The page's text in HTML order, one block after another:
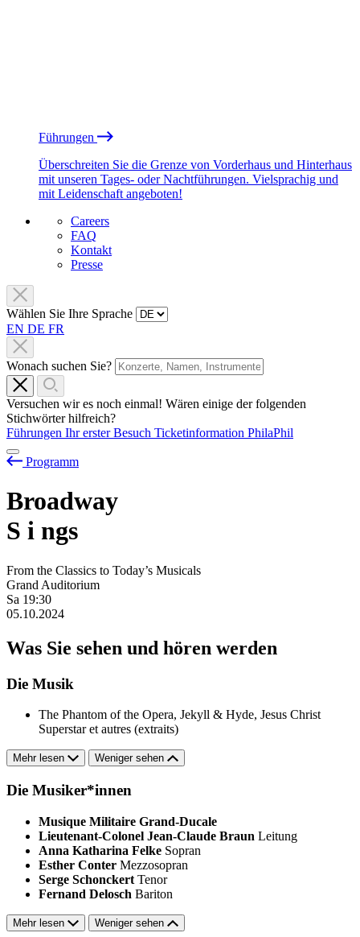
Führungen
Überschreiten Sie die Grenze von Vorderhaus und Hinterhaus
mit unseren Tages- oder Nachtführungen. Vielsprachig und
mit Leidenschaft angeboten!
Careers
FAQ
Kontakt
Presse
Wählen Sie Ihre Sprache
EN DE FR
Wonach suchen Sie?
Versuchen wir es noch einmal! Wären einige der folgenden
Stichwörter hilfreich?
Führungen Ihr erster Besuch Ticketinformation PhilaPhil
Programm
Broadway
S i ngs
From the Classics to Today’s Musicals
Grand Auditorium
Sa 19:30
05.10.2024
Was Sie sehen und hören werden
Die Musik
The Phantom of the Opera, Jekyll & Hyde, Jesus Christ
Superstar et autres (extraits)
Mehr lesen Weniger sehen
Die Musiker*innen
Musique Militaire Grand-Ducale
Lieutenant-Colonel Jean-Claude Braun Leitung
Anna Katharina Felke Sopran
Esther Conter Mezzosopran
Serge Schonckert Tenor
Fernand Delosch Bariton
Mehr lesen Weniger sehen